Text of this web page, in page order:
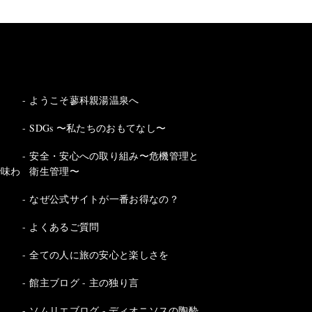
わ
ようこそ蓼科親湯温泉へ
SDGs 〜私たちのおもてなし〜
安全・安心への取り組み〜危機管理と
衛生管理〜
なぜ公式サイトが一番お得なの？
よくあるご質問
全ての人に旅の安心と楽しさを
館主ブログ - 主の独り言